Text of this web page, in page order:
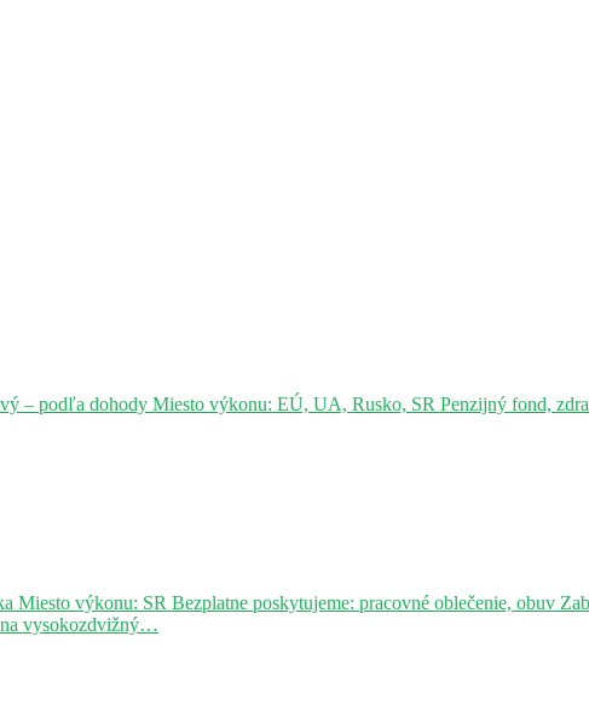
– podľa dohody Miesto výkonu: EÚ, UA, Rusko, SR Penzijný fond,
Miesto výkonu: SR Bezplatne poskytujeme: pracovné oblečenie, obuv
na vysokozdvižný…